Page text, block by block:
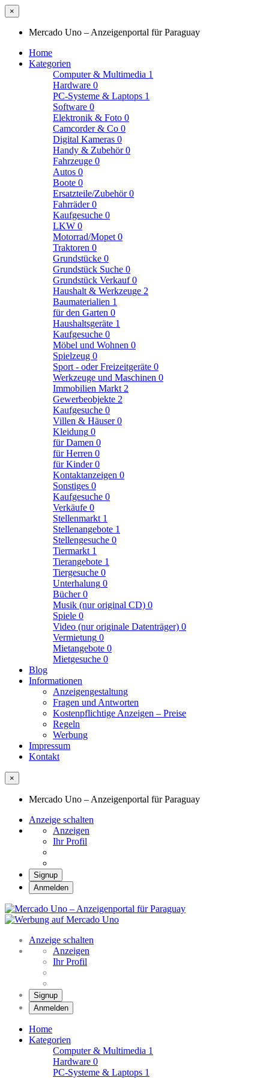
×
Mercado Uno – Anzeigenportal für Paraguay
Home
Kategorien
Computer & Multimedia 1
Hardware 0
PC-Systeme & Laptops 1
Software 0
Elektronik & Foto 0
Camcorder & Co 0
Digital Kameras 0
Handy & Zubehör0
Fahrzeuge 0
Autos 0
Boote 0
Ersatzteile/Zubehör0
Fahrräder0
Kaufgesuche 0
LKW 0
Motorrad/Mopet 0
Traktoren 0
Grundstücke 0
Grundstück Suche 0
Grundstück Verkauf0
Haushalt & Werkzeuge 2
Baumaterialien 1
für den Garten 0
Haushaltsgeräte 1
Kaufgesuche 0
Möbel und Wohnen 0
Spielzeug 0
Sport - oder Freizeitgeräte 0
Werkzeuge und Maschinen 0
Immobilien Markt 2
Gewerbeobjekte 2
Kaufgesuche 0
Villen & Häuser0
Kleidung 0
für Damen 0
für Herren 0
für Kinder0
Kontaktanzeigen 0
Sonstiges 0
Kaufgesuche 0
Verkäufe 0
Stellenmarkt 1
Stellenangebote 1
Stellengesuche 0
Tiermarkt 1
Tierangebote 1
Tiergesuche 0
Unterhalung 0
Bücher0
Musik (nur original CD) 0
Spiele 0
Video (nur originale Datenträger) 0
Vermietung 0
Mietangebote 0
Mietgesuche 0
Blog
Informationen
Anzeigengestaltung
Fragen und Antworten
Kostenpflichtige Anzeigen – Preise
Regeln
Werbung
Impressum
Kontakt
×
Mercado Uno – Anzeigenportal für Paraguay
Anzeige schalten
Anzeigen
Ihr Profil
Signup
Anmelden
Anzeige schalten
Anzeigen
Ihr Profil
Signup
Anmelden
Home
Kategorien
Computer & Multimedia 1
Hardware 0
PC-Systeme & Laptops 1